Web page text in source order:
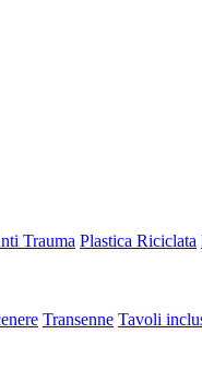
Trauma Plastica Riciclata
Transenne Tavoli